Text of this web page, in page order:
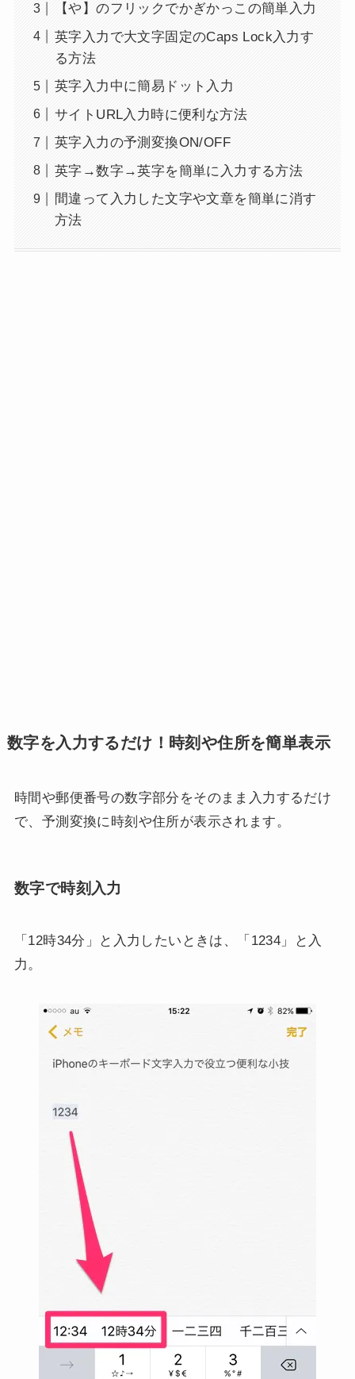
【や】のフリックでかぎかっこの簡単入力
英字入力で大文字固定のCaps Lock入力す
る方法
英字入力中に簡易ドット入力
サイトURL入力時に便利な方法
英字入力の予測変換ON/OFF
英字→数字→英字を簡単に入力する方法
間違って入力した文字や文章を簡単に消す
方法
数字を入力するだけ！時刻や住所を簡単表示
時間や郵便番号の数字部分をそのまま入力するだけ
で、予測変換に時刻や住所が表示されます。
数字で時刻入力
「12時34分」と入力したいときは、「1234」と入
力。